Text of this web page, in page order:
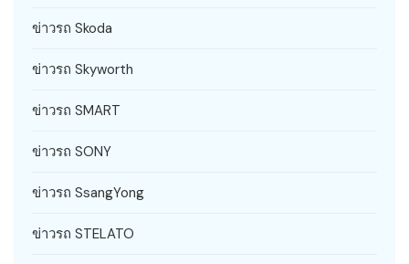
ข่าวรถ Skoda
ข่าวรถ Skyworth
ข่าวรถ SMART
ข่าวรถ SONY
ข่าวรถ SsangYong
ข่าวรถ STELATO